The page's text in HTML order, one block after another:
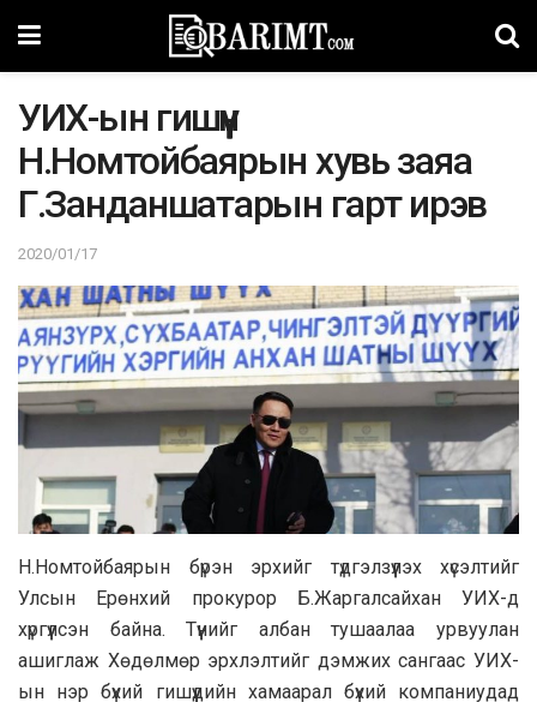
УИХ-ын гишүүн
Н.Номтойбаярын хувь заяа
Г.Занданшатарын гарт ирэв
2020/01/17
Н.Номтойбаярын бүрэн эрхийг түдгэлзүүлэх хүсэлтийг
Улсын Ерөнхий прокурор Б.Жаргалсайхан УИХ-д
хүргүүлсэн байна. Түүнийг албан тушаалаа урвуулан
ашиглаж Хөдөлмөр эрхлэлтийг дэмжих сангаас УИХ-
ын нэр бүхий гишүүдийн хамаарал бүхий компаниудад